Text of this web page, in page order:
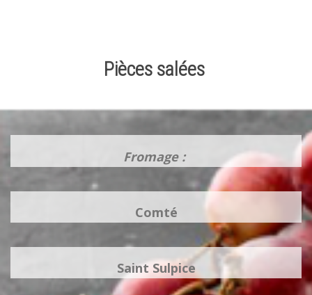
Pièces salées
Fromage :
Comté
Saint Sulpice